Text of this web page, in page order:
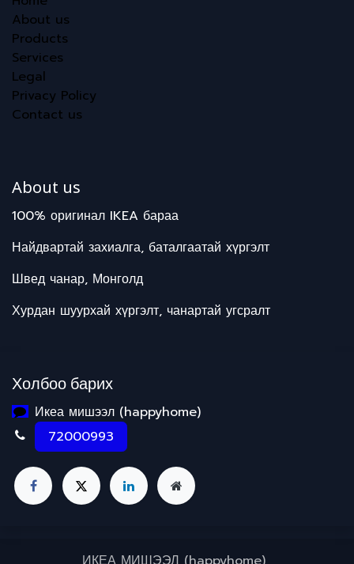
About us
Products
Services
Legal
Privacy Policy
Contact us
About us
100% оригинал IKEA бараа
Найдвартай захиалга, баталгаатай хүргэлт
Швед чанар, Монголд
Хурдан шуурхай хүргэлт, чанартай угсралт
Холбоо барих
Икеа мишээл (happyhome)
72000993